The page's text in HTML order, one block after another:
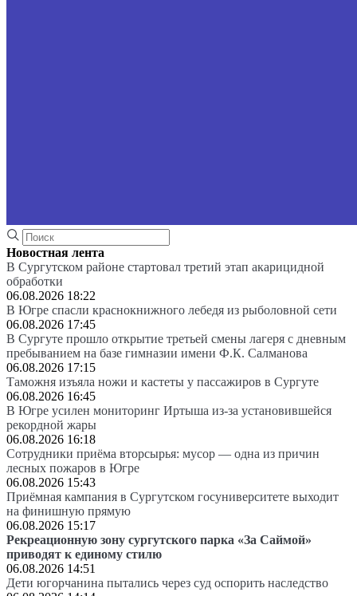
Новостная лента
В Сургутском районе стартовал третий этап акарицидной
обработки
06.08.2026 18:22
В Югре спасли краснокнижного лебедя из рыболовной сети
06.08.2026 17:45
В Сургуте прошло открытие третьей смены лагеря с дневным
пребыванием на базе гимназии имени Ф.К. Салманова
06.08.2026 17:15
Таможня изъяла ножи и кастеты у пассажиров в Сургуте
06.08.2026 16:45
В Югре усилен мониторинг Иртыша из-за установившейся
рекордной жары
06.08.2026 16:18
Сотрудники приёма вторсырья: мусор — одна из причин
лесных пожаров в Югре
06.08.2026 15:43
Приёмная кампания в Сургутском госуниверситете выходит
на финишную прямую
06.08.2026 15:17
Рекреационную зону сургутского парка «За Саймой»
приводят к единому стилю
06.08.2026 14:51
Дети югорчанина пытались через суд оспорить наследство